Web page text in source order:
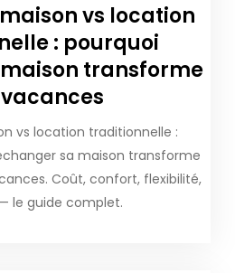
vs location
: pourquoi
transforme
vs location traditionnelle :
sa maison transforme
Coût, confort, flexibilité,
le guide complet.